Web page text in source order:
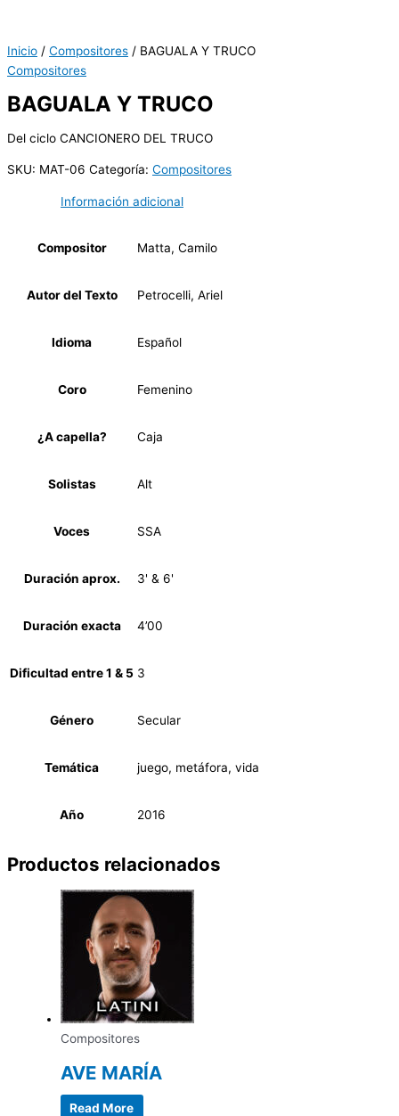
Inicio / Compositores / BAGUALA Y TRUCO
Compositores
BAGUALA Y TRUCO
Del ciclo CANCIONERO DEL TRUCO
SKU: MAT-06 Categoría: Compositores
Información adicional
Compositor Matta, Camilo
Autor del Texto Petrocelli, Ariel
Idioma Español
Coro Femenino
¿A capella? Caja
Solistas Alt
Voces SSA
Duración aprox. 3' & 6'
Duración exacta 4’00
Dificultad entre 1 & 5 3
Género Secular
Temática juego, metáfora, vida
Año 2016
Productos relacionados
Compositores
AVE MARÍA
Read More